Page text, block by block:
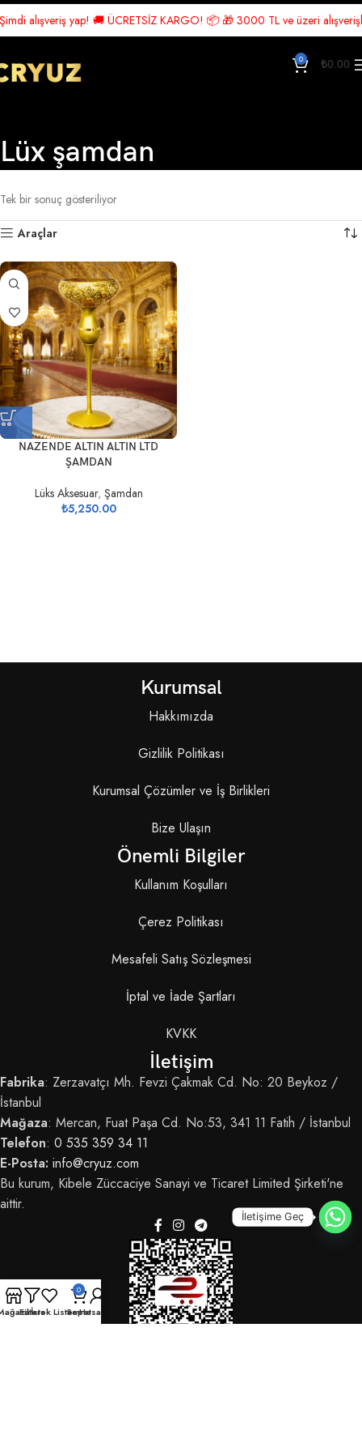
yap! 🚚 ÜCRETSİZ KARGO! 📦 🎁 3000 TL ve üzeri
0 ₺0.00
Lüx şamdan
Tek bir sonuç gösteriliyor
Araçlar
NAZENDE ALTIN ALTIN LTD
ŞAMDAN
Lüks Aksesuar, Şamdan
₺5,250.00
Kurumsal
Hakkımızda
Gizlilik Politikası
Kurumsal Çözümler ve İş Birlikleri
Bize Ulaşın
Önemli Bilgiler
Kullanım Koşulları
Çerez Politikası
Mesafeli Satış Sözleşmesi
İptal ve İade Şartları
KVKK
İletişim
Fabrika: Zerzavatçı Mh. Fevzi Çakmak Cd. No: 20 Beykoz /
İstanbul
Mağaza: Mercan, Fuat Paşa Cd. No:53, 341 11 Fatih / İstanbul
Telefon: 0 535 359 34 11
E-Posta: info@cryuz.com
Bu kurum, Kibele Züccaciye Sanayi ve Ticaret Limited Şirketi'ne
aittir.
Filtersİstek Listem
0
SepetHesabım
İletişime Geç